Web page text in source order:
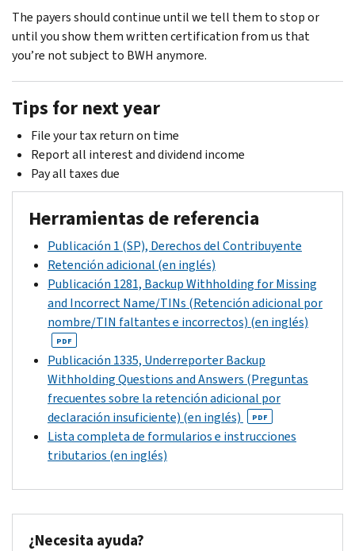
The payers should continue until we tell them to stop or
until you show them written certification from us that
you’re not subject to BWH anymore.
Tips for next year
File your tax return on time
Report all interest and dividend income
Pay all taxes due
Herramientas de referencia
Publicación 1 (SP), Derechos del Contribuyente
Retención adicional (en inglés)
Publicación 1281, Backup Withholding for Missing
and Incorrect Name/TINs (Retención adicional por
nombre/TIN faltantes e incorrectos) (en inglés)
PDF
Publicación 1335, Underreporter Backup
Withholding Questions and Answers (Preguntas
frecuentes sobre la retención adicional por
declaración insuficiente) (en inglés)
PDF
Lista completa de formularios e instrucciones
tributarios (en inglés)
¿Necesita ayuda?